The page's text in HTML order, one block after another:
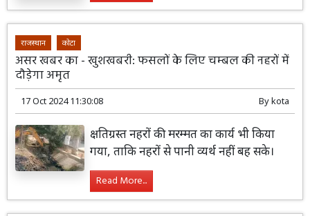
राजस्थान कोटा
असर खबर का - खुशखबरी: फसलों के लिए चम्बल की नहरों में
दौड़ेगा अमृत
17 Oct 2024 11:30:08 Bykota
क्षतिग्रस्त नहरों की मरम्मत का कार्य भी किया
गया, ताकि नहरों से पानी व्यर्थ नहीं बह सके।
Read More...